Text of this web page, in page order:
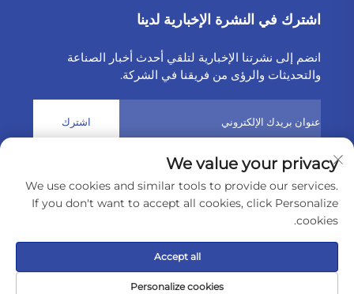
اشترك في النشرة الإخبارية لدينا
انضم إلى نشرتنا الإخبارية لتلقي أحدث أخبار الصناعة
والتحديثات والرؤى من فريقنا في الشركة.
اشترك
حقوق النشر © 2025 بواسطة شركة Weltake للواردات والصادرات
المحدودةسياسة الخصوصية
We value your privacy
We use cookies and similar tools to provide our services.
If you don't want to accept all cookies, click Personalize
cookies.
Personalize cookies
Accept all